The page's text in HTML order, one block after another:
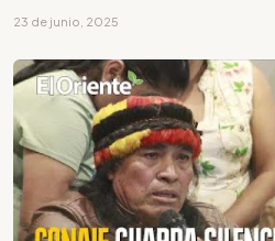
23 de junio, 2025